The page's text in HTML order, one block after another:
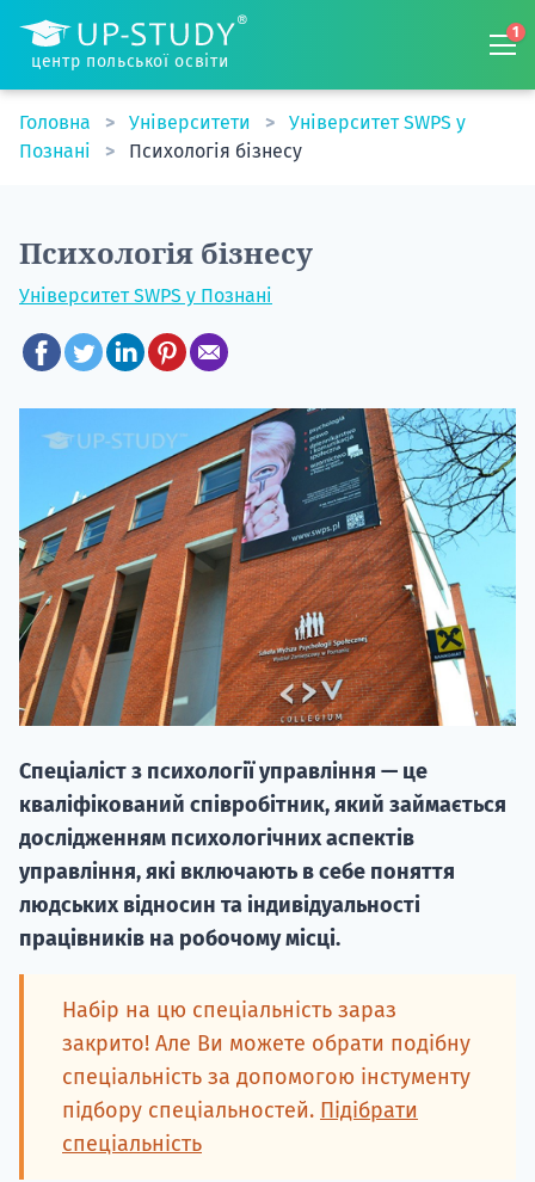
центр польської освіти
1
Головна Університети
Університет SWPS у
Познані
Психологія бізнесу
Психологія бізнесу
Університет SWPS у Познані
Спеціаліст з психології управління — це
кваліфікований співробітник, який займається
дослідженням психологічних аспектів
управління, які включають в себе поняття
людських відносин та індивідуальності
працівників на робочому місці.
Набір на цю спеціальність зараз
закрито! Але Ви можете обрати подібну
спеціальність за допомогою інстументу
підбору спеціальностей. Підібрати
спеціальність